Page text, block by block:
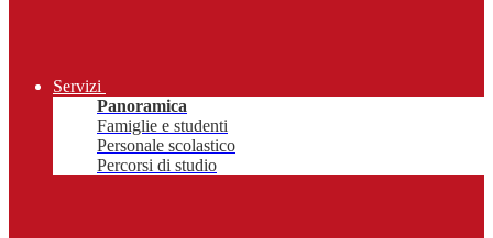
Servizi
Panoramica
Famiglie e studenti
Personale scolastico
Percorsi di studio